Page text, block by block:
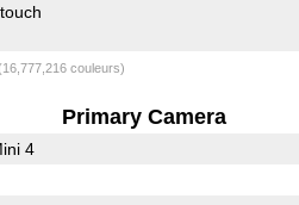
couleurs)
Primary Camera
4